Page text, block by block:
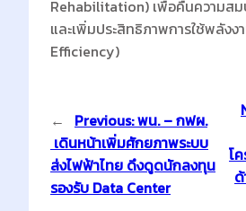
Rehabilitation) เพื่อคืนความส
และเพิ่มประสิทธิภาพการใช้พลังง
Efficiency)
← Previous:พน. – กฟผ.
เดินหน้าเพิ่มศักยภาพระบบ
ส่งไฟฟ้าไทย ดึงดูดนักลงทุน
รองรับ Data Center
โ